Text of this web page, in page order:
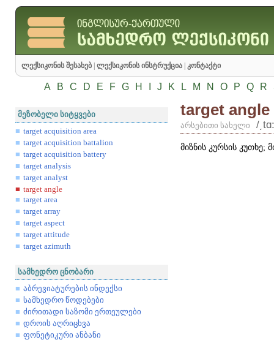
ლექსიკონის შესახებ ლექსიკონის ინსტრუქცია კონტაქტი
A B C D E F G H J K L M N O P Q R
მეზობელი სიტყვები
target acquisition area
target acquisition battalion
target acquisition battery
target analysis
target analyst
target angle
target area
target array
target aspect
target attitude
target azimuth
სამხედრო ცნობარი
აბრევიატურების ინდექსი
სამხედრო წოდებები
ძირითადი საზომი ერთეულები
დროის აღრიცხვა
ფონეტიკური ანბანი
target angle
არსებითი სახელი /
მიზნის კურსის კუთხე;